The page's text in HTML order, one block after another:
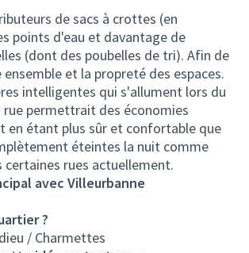
de sacs à crottes (en
points d'eau et davantage de
(dont des poubelles de tri). Afin de
et la propreté des espaces.
intelligentes qui s'allument lors du
rue permettrait des économies
en étant plus sûr et confortable que
éteintes la nuit comme
certaines rues actuellement.
avec Villeurbanne
?
/ Charmettes